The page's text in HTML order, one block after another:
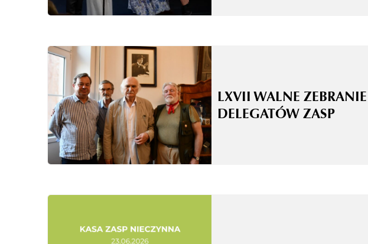
LXVII WALNE ZEBRANIE
DELEGATÓW ZASP